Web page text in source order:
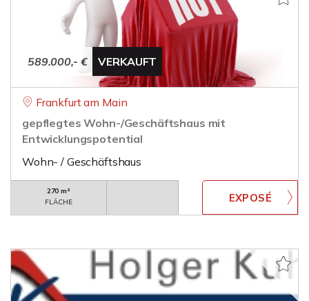
589.000,- € VERKAUFT
Frankfurt am Main
gepflegtes Wohn-/Geschäftshaus mit
Entwicklungspotential
Wohn- / Geschäftshaus
270 m²
FLÄCHE